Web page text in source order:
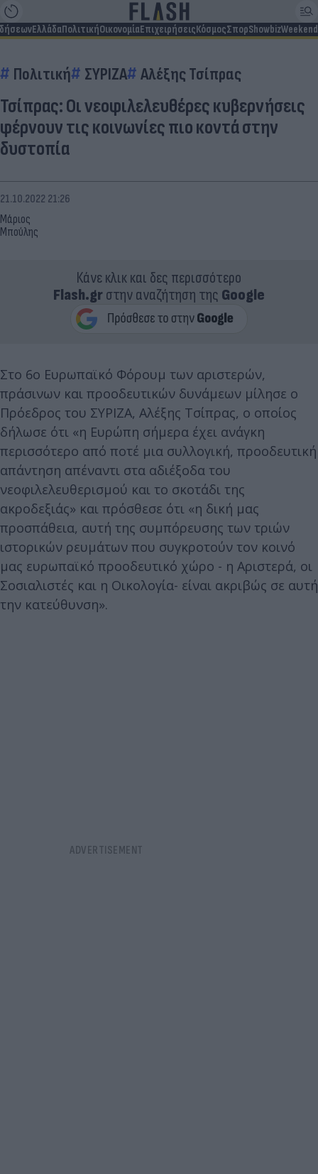
ΕλλάδαΠολιτικήΟικονομίαΕπιχειρήσειςΚόσμοςΣπορShowbizWeekend
Πολιτική ΣΥΡΙΖΑ Αλέξης Τσίπρας
Τσίπρας: Οι νεοφιλελευθέρες κυβερνήσεις
φέρνουν τις κοινωνίες πιο κοντά στην
δυστοπία
Μάριος
Μπούλης
21.10.2022 21:26
Κάνε κλικ και δες περισσότερο
Flash.grστην αναζήτηση της Google
Στο 6ο Ευρωπαϊκό Φόρουμ των αριστερών,
πράσινων και προοδευτικών δυνάμεων μίλησε ο
Πρόεδρος του ΣΥΡΙΖΑ, Αλέξης Τσίπρας, ο οποίος
δήλωσε ότι «η Ευρώπη σήμερα έχει ανάγκη
περισσότερο από ποτέ μια συλλογική, προοδευτική
απάντηση απέναντι στα αδιέξοδα του
νεοφιλελευθερισμού και το σκοτάδι της
ακροδεξιάς» και πρόσθεσε ότι «η δική μας
προσπάθεια, αυτή της συμπόρευσης των τριών
ιστορικών ρευμάτων που συγκροτούν τον κοινό
μας ευρωπαϊκό προοδευτικό χώρο - η Αριστερά, οι
Σοσιαλιστές και η Οικολογία- είναι ακριβώς σε αυτή
την κατεύθυνση».